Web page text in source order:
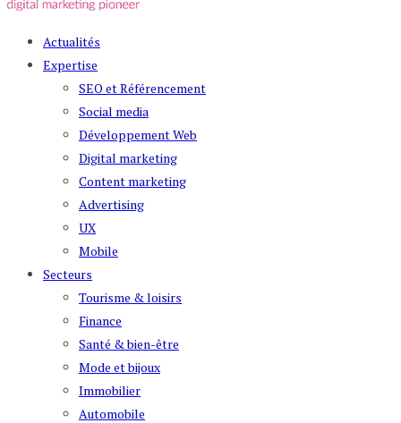
Actualités
Expertise
SEO et Référencement
Social media
Développement Web
Digital marketing
Content marketing
Advertising
UX
Mobile
Secteurs
Tourisme & loisirs
Finance
Santé & bien-être
Mode et bijoux
Immobilier
Automobile